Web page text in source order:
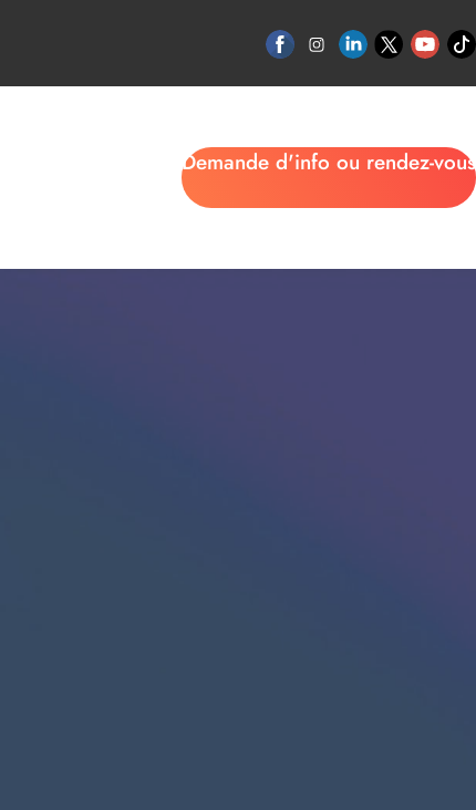
Demande d'info ou rendez-vous